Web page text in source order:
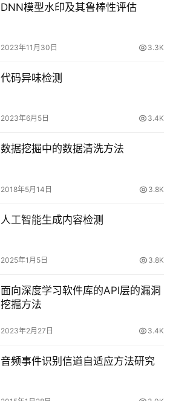
DNN模型水印及其鲁棒性评估
2023年11月30日 3.3K
代码异味检测
2023年6月5日 3.4K
数据挖掘中的数据清洗方法
2018年5月14日 3.8K
人工智能生成内容检测
2025年1月5日 3.8K
面向深度学习软件库的API层的漏洞
挖掘方法
2023年2月27日 3.4K
音频事件识别信道自适应方法研究